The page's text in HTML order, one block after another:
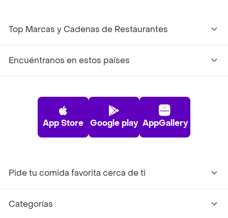
Top Marcas y Cadenas de Restaurantes
Encuéntranos en estos países
App Store Google play AppGallery
Pide tu comida favorita cerca de ti
Categorías